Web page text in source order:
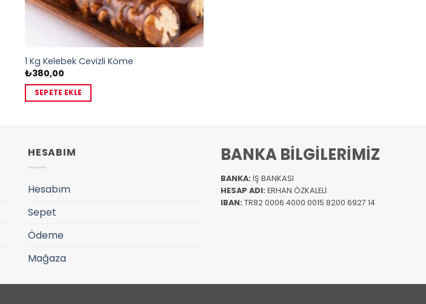
1 Kg Kelebek Cevizli Köme
₺380,00
SEPETE EKLE
HESABIM
Hesabım
Sepet
Ödeme
Mağaza
BANKA BİLGİLERİMİZ
BANKA: İŞ BANKASI
HESAP ADI: ERHAN ÖZKALELİ
IBAN: TR82 0006 4000 0015 8200 6927 14